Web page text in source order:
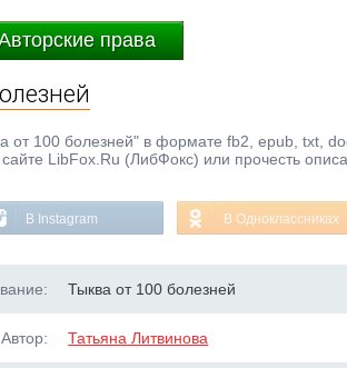
права
от 100 болезней" в формате fb2, epub, txt,
LibFox.Ru (ЛибФокс) или прочесть
В Instagram В Одноклассниках
Тыква от 100 болезней
Автор: Татьяна Литвинова